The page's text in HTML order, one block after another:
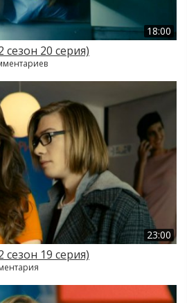
18:00
сезон 20 серия)
23:00
сезон 19 серия)